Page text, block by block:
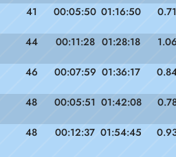
41 00:05:50 01:16:50 0.71
44 00:11:28 01:28:18
46 00:07:59 01:36:17
48 00:05:51 01:42:08
48 00:12:37 01:54:45